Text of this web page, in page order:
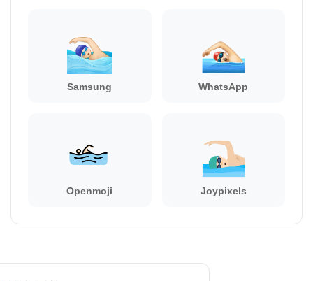
Samsung WhatsApp
Openmoji Joypixels